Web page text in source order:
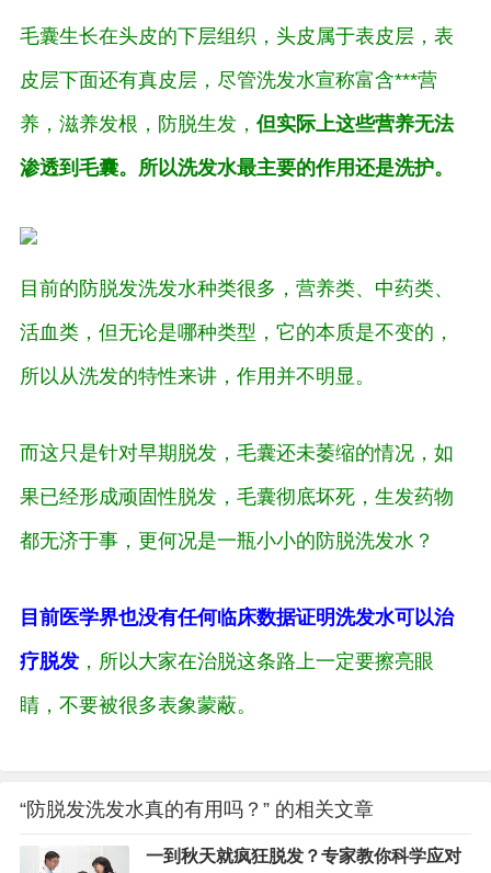
毛囊生长在头皮的下层组织，头皮属于表皮层，表
皮层下面还有真皮层，尽管洗发水宣称富含***营
养，滋养发根，防脱生发， 但实际上这些营养无法
渗透到毛囊。所以洗发水最主要的作用还是洗护。
目前的防脱发洗发水种类很多，营养类、中药类、
活血类，但无论是哪种类型，它的本质是不变的，
所以从洗发的特性来讲，作用并不明显。
而这只是针对早期脱发，毛囊还未萎缩的情况，如
果已经形成顽固性脱发，毛囊彻底坏死，生发药物
都无济于事，更何况是一瓶小小的防脱洗发水？
目前医学界也没有任何临床数据证明洗发水可以治
疗脱发 ，所以大家在治脱这条路上一定要擦亮眼
睛，不要被很多表象蒙蔽。
“防脱发洗发水真的有用吗？” 的相关文章
一到秋天就疯狂脱发？专家教你科学应对